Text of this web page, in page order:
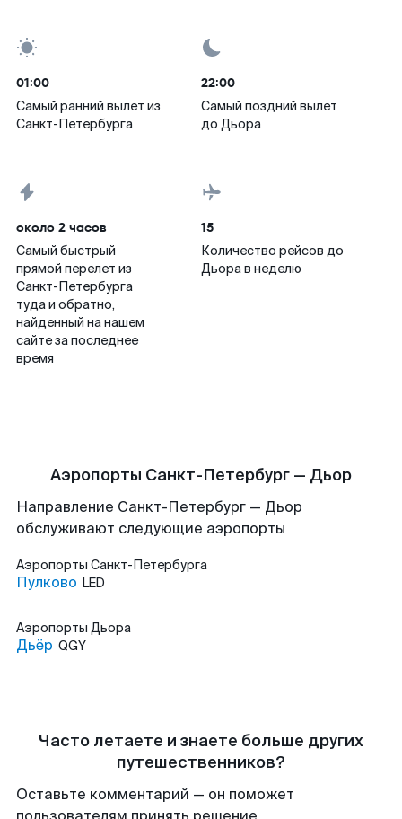
01:00
Самый ранний вылет из
Санкт-Петербурга
22:00
Самый поздний вылет
до Дьора
около 2 часов
Самый быстрый
прямой перелет из
Санкт-Петербурга
туда и обратно,
найденный на нашем
сайте за последнее
время
15
Количество рейсов до
Дьора в неделю
Аэропорты Санкт-Петербург — Дьор
Направление Санкт-Петербург — Дьор
обслуживают следующие аэропорты
Аэропорты Санкт-Петербурга
Пулково LED
Аэропорты Дьора
Дьёр QGY
Часто летаете и знаете больше других
путешественников?
Оставьте комментарий — он поможет